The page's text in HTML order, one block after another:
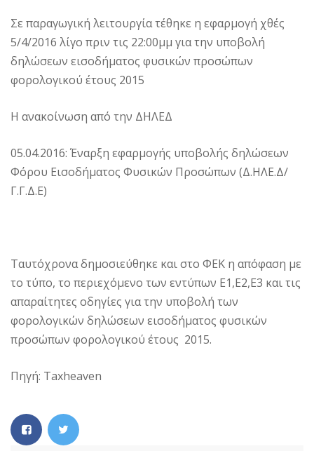
Σε παραγωγική λειτουργία τέθηκε η εφαρμογή χθές
5/4/2016 λίγο πριν τις 22:00μμ για την υποβολή
δηλώσεων εισοδήματος φυσικών προσώπων
φορολογικού έτους 2015
Η ανακοίνωση από την ΔΗΛΕΔ
05.04.2016: Έναρξη εφαρμογής υποβολής δηλώσεων
Φόρου Εισοδήματος Φυσικών Προσώπων (Δ.ΗΛΕ.Δ/
Γ.Γ.Δ.Ε)
Ταυτόχρονα δημοσιεύθηκε και στο ΦΕΚ η απόφαση με
το τύπο, το περιεχόμενο των εντύπων Ε1,Ε2,Ε3 και τις
απαραίτητες οδηγίες για την υποβολή των
φορολογικών δηλώσεων εισοδήματος φυσικών
προσώπων φορολογικού έτους 2015.
Πηγή: Taxheaven